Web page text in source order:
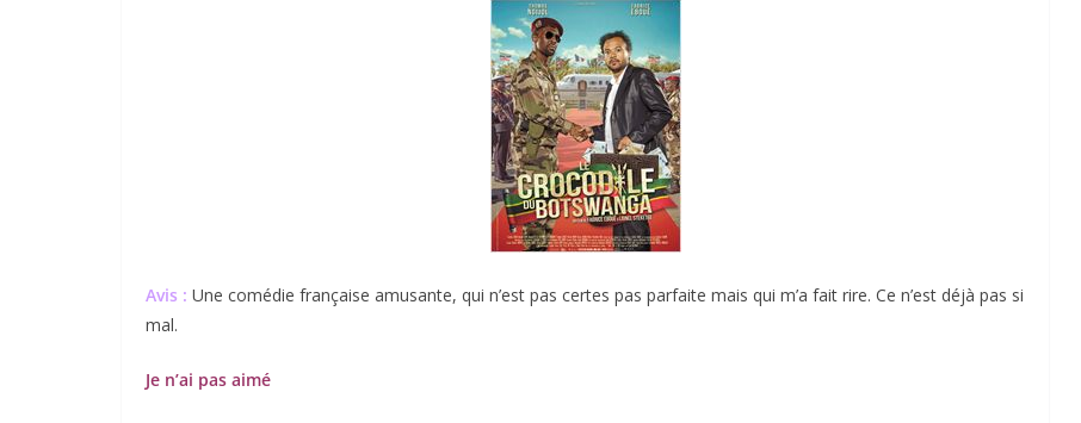
Avis : Une comédie française amusante, qui n’est pas certes pas parfaite mais qui m’a fait rire. Ce n’est déjà pas si
mal.
Je n’ai pas aimé